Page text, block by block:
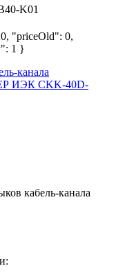
K01
"priceOld": 0,
1 }
кабель-канала